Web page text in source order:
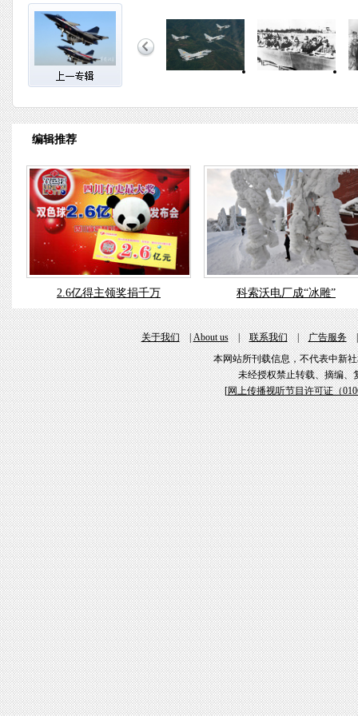
编辑推荐
2.6亿得主领奖捐千万 科索沃电厂成“冰雕”
关于我们|About us|联系我们|广告服务
本网站所刊载信息，不代表中新
未经授权禁止转载、摘编、
[网上传播视听节目许可证（